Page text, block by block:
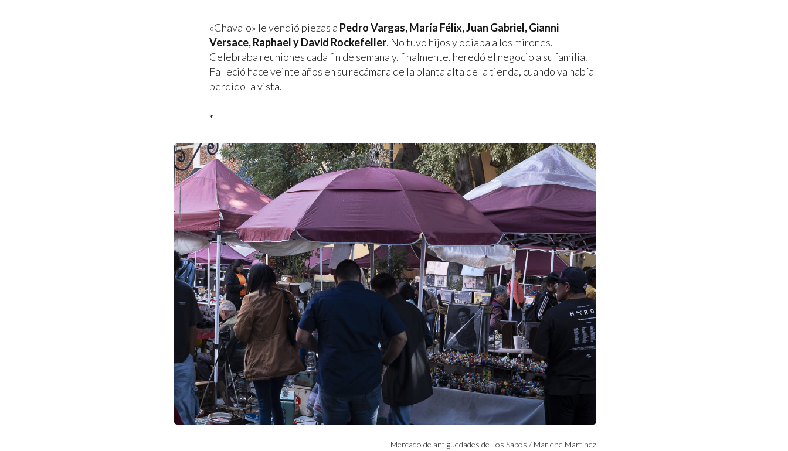
«Chavalo» le vendió piezas a Pedro Vargas, María Félix, Juan Gabriel, Gianni
Versace, Raphael y David Rockefeller. No tuvo hijos y odiaba a los mirones.
Celebraba reuniones cada fin de semana y, finalmente, heredó el negocio a su familia.
Falleció hace veinte años en su recámara de la planta alta de la tienda, cuando ya había
perdido la vista.
*
Mercado de antigüedades de Los Sapos / Marlene Martínez